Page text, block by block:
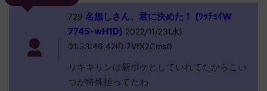
729 名無しさん、君に決めた！ (ﾜｯﾁｮｲW
7745-wH1D) 2022/11/23(水)
01:33:46.42ID:7VfX2Cms0
リキキリンは新ポケとしていれてたからこい
つが特殊担ってたわ